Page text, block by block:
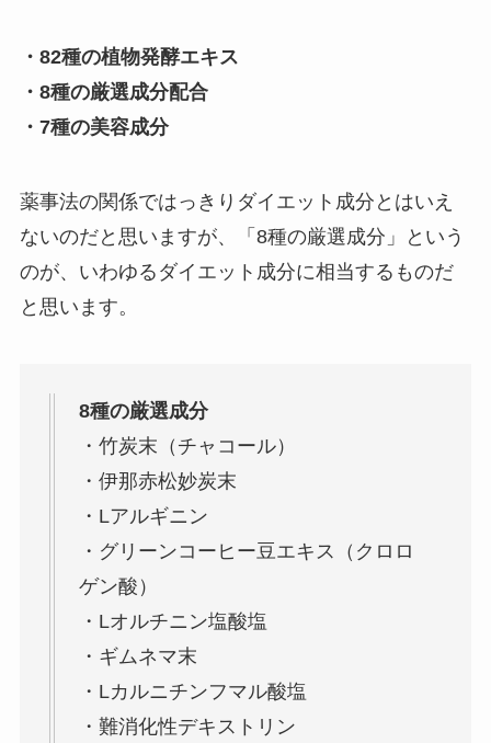
・82種の植物発酵エキス
・8種の厳選成分配合
・7種の美容成分
薬事法の関係ではっきりダイエット成分とはいえ
ないのだと思いますが、「8種の厳選成分」という
のが、いわゆるダイエット成分に相当するものだ
と思います。
8種の厳選成分
・竹炭末（チャコール）
・伊那赤松妙炭末
・Lアルギニン
・グリーンコーヒー豆エキス（クロロ
ゲン酸）
・Lオルチニン塩酸塩
・ギムネマ末
・Lカルニチンフマル酸塩
・難消化性デキストリン